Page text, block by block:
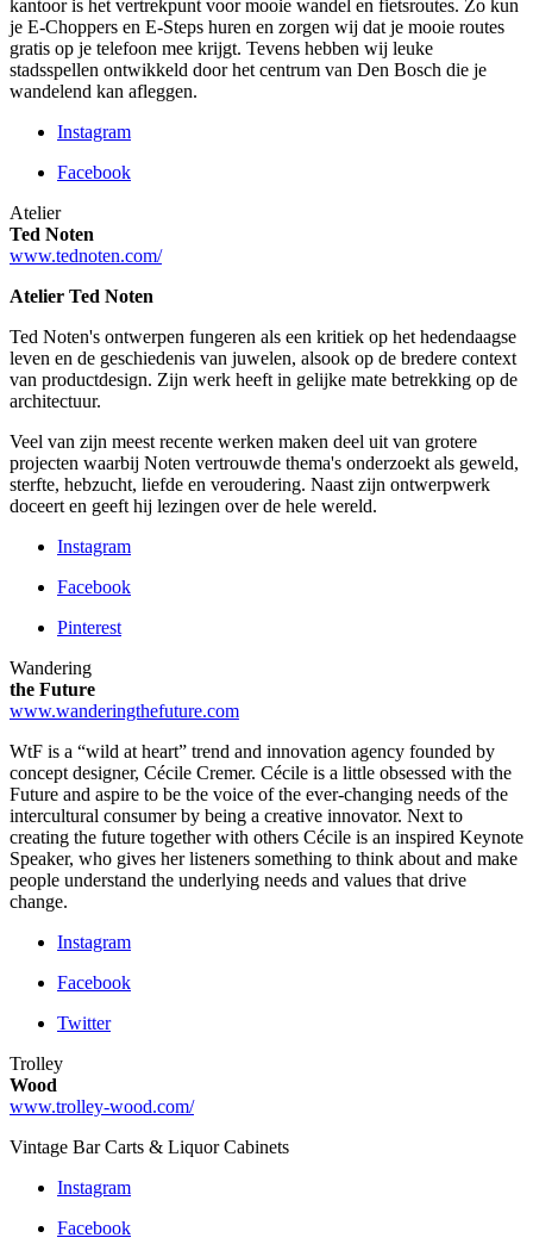
kantoor is het vertrekpunt voor mooie wandel en fietsroutes. Zo kun
je E-Choppers en E-Steps huren en zorgen wij dat je mooie routes
gratis op je telefoon mee krijgt. Tevens hebben wij leuke
stadsspellen ontwikkeld door het centrum van Den Bosch die je
wandelend kan afleggen.
Instagram
Facebook
Atelier
Ted Noten
www.tednoten.com/
Atelier Ted Noten
Ted Noten's ontwerpen fungeren als een kritiek op het hedendaagse
leven en de geschiedenis van juwelen, alsook op de bredere context
van productdesign. Zijn werk heeft in gelijke mate betrekking op de
architectuur.
Veel van zijn meest recente werken maken deel uit van grotere
projecten waarbij Noten vertrouwde thema's onderzoekt als geweld,
sterfte, hebzucht, liefde en veroudering. Naast zijn ontwerpwerk
doceert en geeft hij lezingen over de hele wereld.
Instagram
Facebook
Pinterest
Wandering
the Future
www.wanderingthefuture.com
WtF is a “wild at heart” trend and innovation agency founded by
concept designer, Cécile Cremer. Cécile is a little obsessed with the
Future and aspire to be the voice of the ever-changing needs of the
intercultural consumer by being a creative innovator. Next to
creating the future together with others Cécile is an inspired Keynote
Speaker, who gives her listeners something to think about and make
people understand the underlying needs and values that drive
change.
Instagram
Facebook
Twitter
Trolley
Wood
www.trolley-wood.com/
Vintage Bar Carts & Liquor Cabinets
Instagram
Facebook